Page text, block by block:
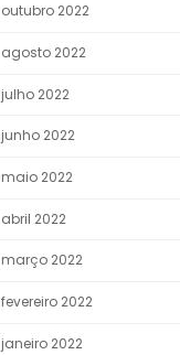
outubro 2022
agosto 2022
julho 2022
junho 2022
maio 2022
abril 2022
março 2022
fevereiro 2022
janeiro 2022